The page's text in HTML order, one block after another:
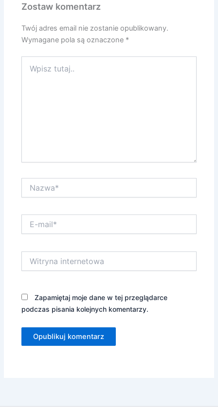
Zostaw komentarz
Twój adres email nie zostanie opublikowany.
Wymagane pola są oznaczone *
tutaj..
mail*
internetowa
Zapamiętaj moje dane w tej przeglądarce
podczas pisania kolejnych komentarzy.